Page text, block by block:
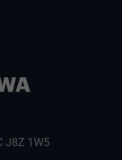
J8Z 1W5